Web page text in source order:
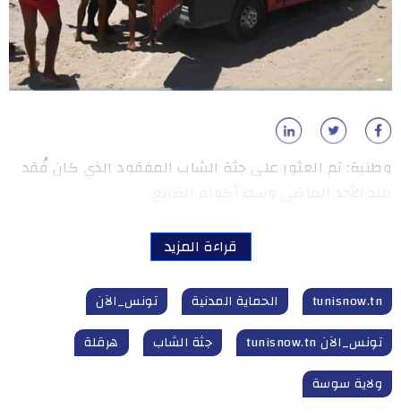
وطنية: تم العثور على جثة الشاب المفقود الذي كان فُقد
قراءة المزيد
tunisnow.tn الحماية المدنية
تونس_الآن
تونس_الآن tunisnow.tn
جثة الشاب
هرقلة
ولاية سوسة